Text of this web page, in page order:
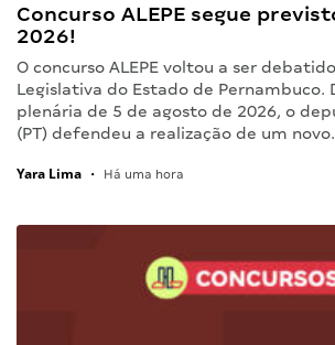
Concurso ALEPE segue
2026!
O concurso ALEPE voltou a ser
Legislativa do Estado de Pernambuco.
plenária de 5 de agosto de 2026, o
(PT) defendeu a realização de um
Yara Lima • Há uma hora